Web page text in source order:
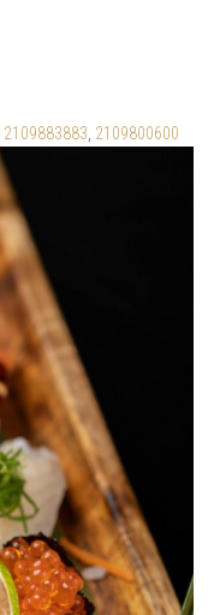
2109883883 2109800600